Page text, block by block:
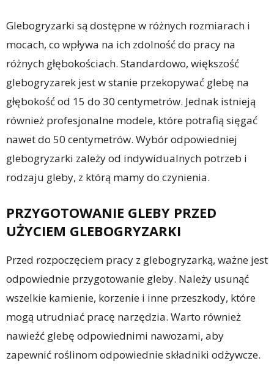
Glebogryzarki są dostępne w różnych rozmiarach i
mocach, co wpływa na ich zdolność do pracy na
różnych głębokościach. Standardowo, większość
glebogryzarek jest w stanie przekopywać glebę na
głębokość od 15 do 30 centymetrów. Jednak istnieją
również profesjonalne modele, które potrafią sięgać
nawet do 50 centymetrów. Wybór odpowiedniej
glebogryzarki zależy od indywidualnych potrzeb i
rodzaju gleby, z którą mamy do czynienia.
PRZYGOTOWANIE GLEBY PRZED
UŻYCIEM GLEBOGRYZARKI
Przed rozpoczęciem pracy z glebogryzarką, ważne jest
odpowiednie przygotowanie gleby. Należy usunąć
wszelkie kamienie, korzenie i inne przeszkody, które
mogą utrudniać pracę narzędzia. Warto również
nawieźć glebę odpowiednimi nawozami, aby
zapewnić roślinom odpowiednie składniki odżywcze.